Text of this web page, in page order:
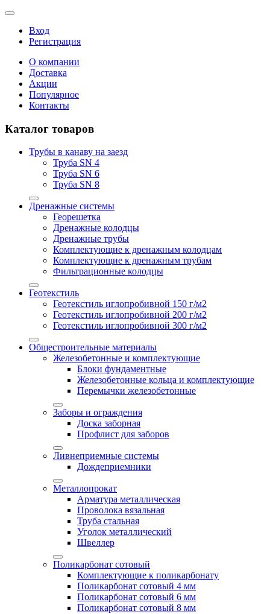
Вход
Регистрация
О компании
Доставка
Акции
Популярное
Контакты
Каталог товаров
Трубы в канаву на заезд
Труба SN 4
Труба SN 6
Труба SN 8
Дренажные системы
Георешетка
Дренажные колодцы
Дренажные трубы
Комплектующие к дренажным колодцам
Комплектующие к дренажным трубам
Фильтрационные колодцы
Геотекстиль
Геотекстиль иглопробивной 150 г/м2
Геотекстиль иглопробивной 200 г/м2
Геотекстиль иглопробивной 300 г/м2
Общестроительные материалы
Железобетонные и комплектующие
Блоки фундаментные
Железобетонные кольца и комплектующие
Перемычки железобетонные
Заборы и ограждения
Доска заборная
Профлист для заборов
Ливнеприемные системы
Дождеприемники
Металлопрокат
Арматура металлическая
Проволока вязальная
Труба стальная
Уголок металлический
Швеллер
Поликарбонат сотовый
Комплектующие к поликарбонату
Поликарбонат сотовый 4 мм
Поликарбонат сотовый 6 мм
Поликарбонат сотовый 8 мм